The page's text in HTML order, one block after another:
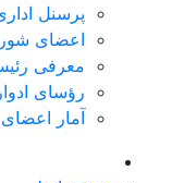
پرسنل
اعضای
معرفی
رؤسای
آمار